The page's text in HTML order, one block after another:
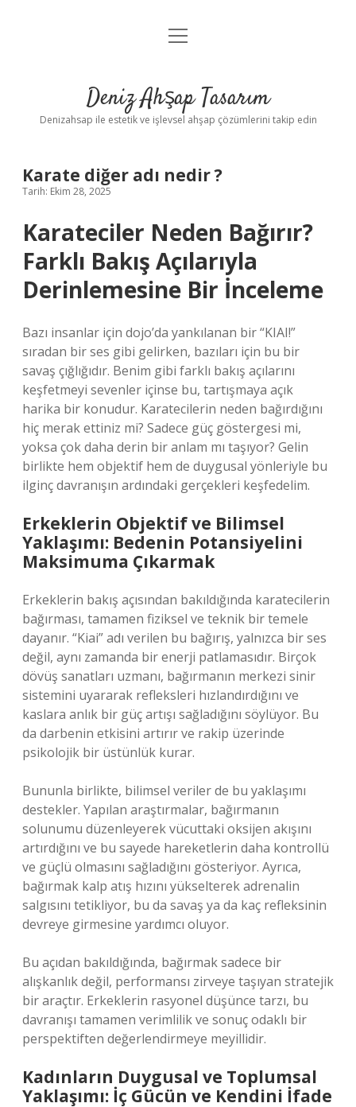
Anasayfa
Yasal Uyarı
menüyü
Deniz Ahşap Tasarım
Denizahsap ile estetik ve işlevsel ahşap çözümlerini takip edin
Karate diğer adı nedir ?
Tarih: Ekim 28, 2025
Karateciler Neden Bağırır?
Farklı Bakış Açılarıyla
Derinlemesine Bir İnceleme
Bazı insanlar için dojo’da yankılanan bir “KIAI!”
sıradan bir ses gibi gelirken, bazıları için bu bir
savaş çığlığıdır. Benim gibi farklı bakış açılarını
keşfetmeyi sevenler içinse bu, tartışmaya açık
harika bir konudur. Karatecilerin neden bağırdığını
hiç merak ettiniz mi? Sadece güç göstergesi mi,
yoksa çok daha derin bir anlam mı taşıyor? Gelin
birlikte hem objektif hem de duygusal yönleriyle bu
ilginç davranışın ardındaki gerçekleri keşfedelim.
Erkeklerin Objektif ve Bilimsel
Yaklaşımı: Bedenin Potansiyelini
Maksimuma Çıkarmak
Erkeklerin bakış açısından bakıldığında karatecilerin
bağırması, tamamen fiziksel ve teknik bir temele
dayanır. “Kiai” adı verilen bu bağırış, yalnızca bir ses
değil, aynı zamanda bir enerji patlamasıdır. Birçok
dövüş sanatları uzmanı, bağırmanın merkezi sinir
sistemini uyararak refleksleri hızlandırdığını ve
kaslara anlık bir güç artışı sağladığını söylüyor. Bu
da darbenin etkisini artırır ve rakip üzerinde
psikolojik bir üstünlük kurar.
Bununla birlikte, bilimsel veriler de bu yaklaşımı
destekler. Yapılan araştırmalar, bağırmanın
solunumu düzenleyerek vücuttaki oksijen akışını
artırdığını ve bu sayede hareketlerin daha kontrollü
ve güçlü olmasını sağladığını gösteriyor. Ayrıca,
bağırmak kalp atış hızını yükselterek adrenalin
salgısını tetikliyor, bu da savaş ya da kaç refleksinin
devreye girmesine yardımcı oluyor.
Bu açıdan bakıldığında, bağırmak sadece bir
alışkanlık değil, performansı zirveye taşıyan stratejik
bir araçtır. Erkeklerin rasyonel düşünce tarzı, bu
davranışı tamamen verimlilik ve sonuç odaklı bir
perspektiften değerlendirmeye meyillidir.
Kadınların Duygusal ve Toplumsal
Yaklaşımı: İç Gücün ve Kendini İfade